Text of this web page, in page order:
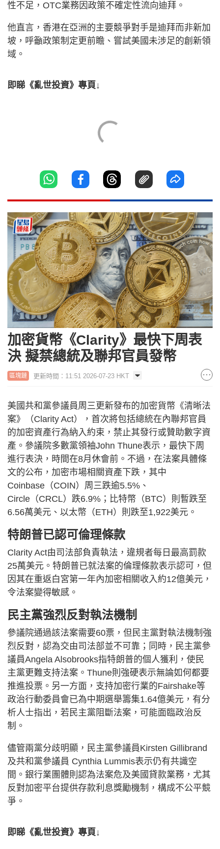
性不足，OTC業務因政策不確定性流向迪拜。
他直言，香港在亞洲的主要競爭對手是迪拜而非新加
坡，呼籲政策制定更前瞻、嘗試美國未涉足的創新領
域。
即睇《亂世投資》專頁↓
加密貨幣《Clarity》最快下周表
決 擬禁總統及聯邦官員發幣
區塊鏈 更新時間：11:51 2026-07-23 HKT
美國共和黨參議員周三更新發布的加密貨幣《清晰法
案》（Clarity Act），首次將包括總統在內聯邦官員
的加密資產行為納入約束，禁止其發行或贊助數字資
產。參議院多數黨領袖John Thune表示，最快下周
進行表決，時間在8月休會前。不過，在法案具體條
文的公布，加密市場相關資產下跌，其中
Coinbase（COIN）周三跌逾5.5%、
Circle（CRCL）跌6.9%；比特幣（BTC）則暫跌至
6.56萬美元、以太幣（ETH）則跌至1,922美元。
特朗普已認可倫理條款
Clarity Act由司法部負責執法，違規者每日最高罰款
25萬美元。特朗普已就法案的倫理條款表示認可，但
因其在重返白宮第一年內加密相關收入約12億美元，
令法案變得敏感。
民主黨強烈反對執法機制
參議院通過該法案需要60票，但民主黨對執法機制強
烈反對，認為交由司法部並不可靠；同時，民主黨參
議員Angela Alsobrooks指特朗普的個人獲利，使民
主黨更難支持法案。Thune則強硬表示無論如何都要
推進投票。另一方面，支持加密行業的Fairshake等
政治行動委員會已為中期選舉籌集1.64億美元，有分
析人士指出，若民主黨阻斷法案，可能面臨政治反
制。
儘管兩黨分歧明顯，民主黨參議員Kirsten Gillibrand
及共和黨參議員 Cynthia Lummis表示仍有共識空
間。銀行業團體則認為法案危及美國貸款業務，尤其
反對加密平台提供存款利息獎勵機制，構成不公平競
爭。
即睇《亂世投資》專頁↓